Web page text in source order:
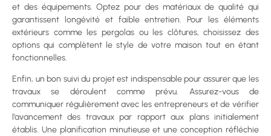
et des équipements. Optez pour des matériaux de qualité qui
garantissent longévité et faible entretien. Pour les éléments
extérieurs comme les pergolas ou les clôtures, choisissez des
options qui complètent le style de votre maison tout en étant
fonctionnelles.
Enfin, un bon suivi du projet est indispensable pour assurer que les
travaux se déroulent comme prévu. Assurez-vous de
communiquer régulièrement avec les entrepreneurs et de vérifier
l’avancement des travaux par rapport aux plans initialement
établis. Une planification minutieuse et une conception réfléchie